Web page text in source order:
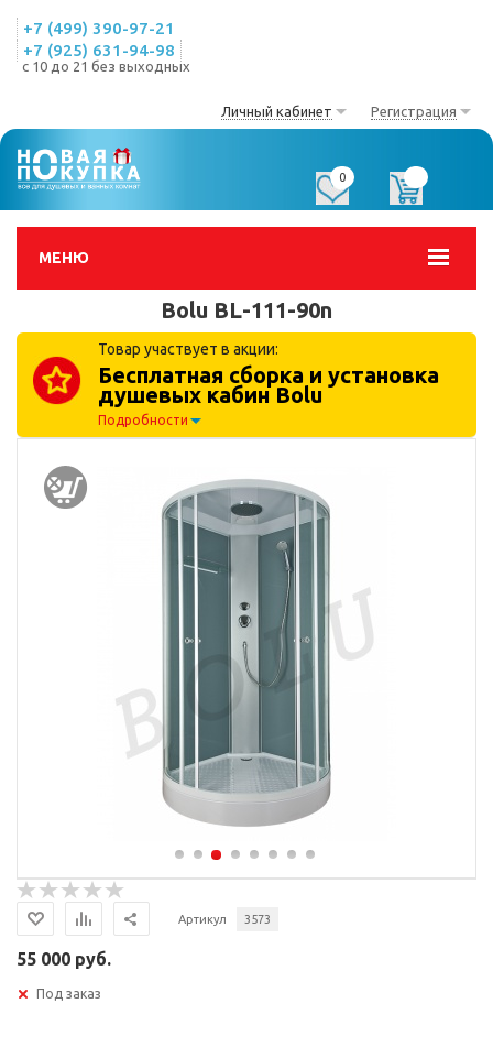
+7 (499) 390-97-21
+7 (925) 631-94-98
с 10 до 21 без выходных
Личный кабинет Регистрация
МЕНЮ
0
Bolu BL-111-90n
Товар участвует в акции:
Бесплатная сборка и установка
душевых кабин Bolu
Подробности
Артикул 3573
55 000 руб.
Под заказ